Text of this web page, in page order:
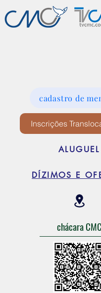
cadastro de
Inscrições
ALUGUEL
DÍZIMOS E
chácara CMC